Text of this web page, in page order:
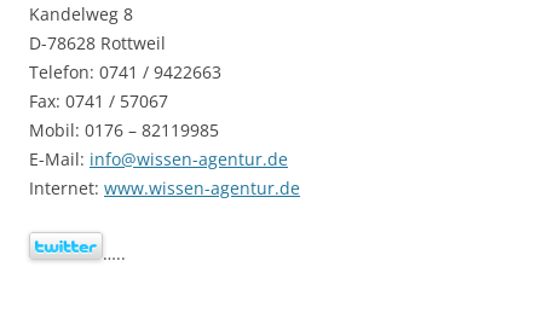
Kandelweg 8
D-78628 Rottweil
Telefon: 0741 / 9422663
Fax: 0741 / 57067
Mobil: 0176 – 82119985
E-Mail: info@wissen-agentur.de
Internet: www.wissen-agentur.de
…..